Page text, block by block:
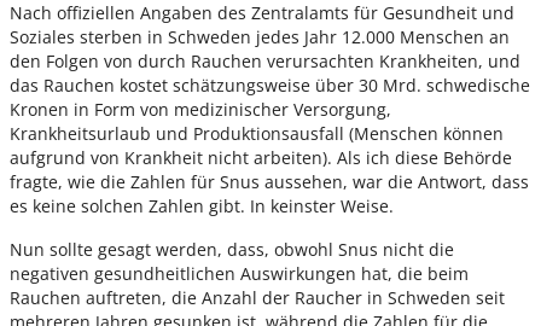
Nach offiziellen Angaben des Zentralamts für Gesundheit und
Soziales sterben in Schweden jedes Jahr 12.000 Menschen an
den Folgen von durch Rauchen verursachten Krankheiten, und
das Rauchen kostet schätzungsweise über 30 Mrd. schwedische
Kronen in Form von medizinischer Versorgung,
Krankheitsurlaub und Produktionsausfall (Menschen können
aufgrund von Krankheit nicht arbeiten). Als ich diese Behörde
fragte, wie die Zahlen für Snus aussehen, war die Antwort, dass
es keine solchen Zahlen gibt. In keinster Weise.
Nun sollte gesagt werden, dass, obwohl Snus nicht die
negativen gesundheitlichen Auswirkungen hat, die beim
Rauchen auftreten, die Anzahl der Raucher in Schweden seit